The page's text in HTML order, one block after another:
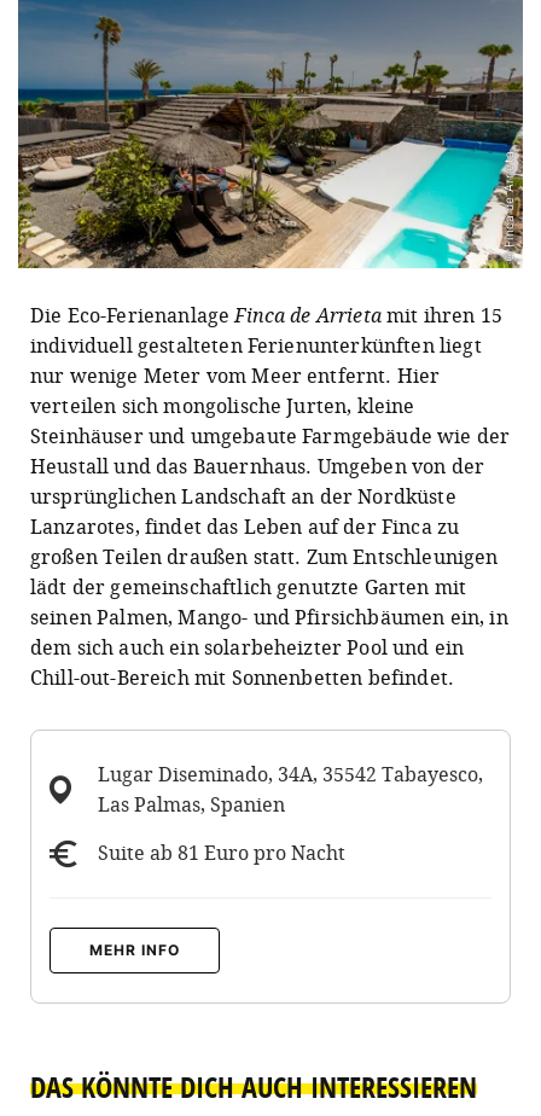
© Finca de Arrieta
Die Eco-FerienanlageFinca de Arrietamit ihren 15
individuell gestalteten Ferienunterkünften liegt
nur wenige Meter vom Meer entfernt. Hier
verteilen sich mongolische Jurten, kleine
Steinhäuser und umgebaute Farmgebäude wie der
Heustall und das Bauernhaus. Umgeben von der
ursprünglichen Landschaft an der Nordküste
Lanzarotes, findet das Leben auf der Finca zu
großen Teilen draußen statt. Zum Entschleunigen
lädt der gemeinschaftlich genutzte Garten mit
seinen Palmen, Mango- und Pfirsichbäumen ein, in
dem sich auch ein solarbeheizter Pool und ein
Chill-out-Bereich mit Sonnenbetten befindet.
Lugar Diseminado, 34A, 35542 Tabayesco,
Las Palmas, Spanien
Suite ab 81 Euro pro Nacht
MEHR INFO
DAS KÖNNTE DICH AUCH INTERESSIEREN